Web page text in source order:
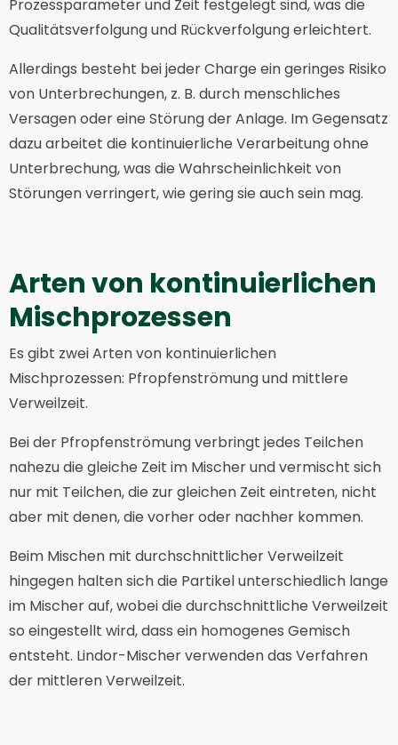
Prozessparameter und Zeit festgelegt sind, was die
Qualitätsverfolgung und Rückverfolgung erleichtert.
Allerdings besteht bei jeder Charge ein geringes Risiko
von Unterbrechungen, z. B. durch menschliches
Versagen oder eine Störung der Anlage. Im Gegensatz
dazu arbeitet die kontinuierliche Verarbeitung ohne
Unterbrechung, was die Wahrscheinlichkeit von
Störungen verringert, wie gering sie auch sein mag.
Arten von kontinuierlichen
Mischprozessen
Es gibt zwei Arten von kontinuierlichen
Mischprozessen: Pfropfenströmung und mittlere
Verweilzeit.
Bei der Pfropfenströmung verbringt jedes Teilchen
nahezu die gleiche Zeit im Mischer und vermischt sich
nur mit Teilchen, die zur gleichen Zeit eintreten, nicht
aber mit denen, die vorher oder nachher kommen.
Beim Mischen mit durchschnittlicher Verweilzeit
hingegen halten sich die Partikel unterschiedlich lange
im Mischer auf, wobei die durchschnittliche Verweilzeit
so eingestellt wird, dass ein homogenes Gemisch
entsteht. Lindor-Mischer verwenden das Verfahren
der mittleren Verweilzeit.